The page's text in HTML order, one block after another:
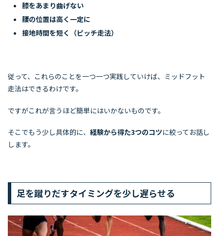
膝をあまり曲げない
腰の位置は高く一定に
接地時間を短く（ピッチ走法）
従って、これらのことを一つ一つ実践していけば、ミッドフット
走法はできるわけです。
ですがこれが言うほど簡単にはいかないものです。
そこでもう少し具体的に、 経験から得た3つのコツに絞ってお話し
します。
足を蹴りだすタイミングを少し遅らせる